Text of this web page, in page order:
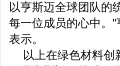
以亨斯迈全球团队的
每一位成员的心中。
表示。
以上在绿色材料